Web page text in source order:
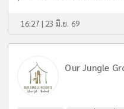
16:27 | 23 มิ.ย. 69
Our Jungle